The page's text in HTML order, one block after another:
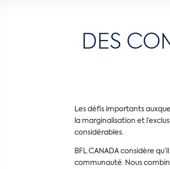
DES
Les défis importants
la marginalisation et
considérables.
BFL CANADA considère
communauté. Nous